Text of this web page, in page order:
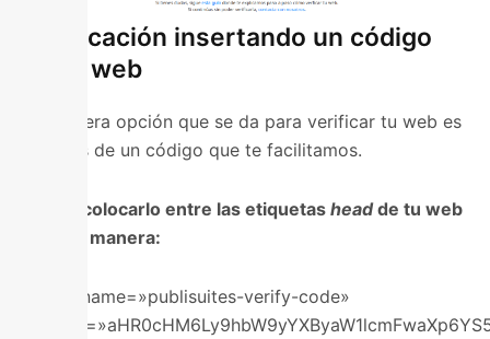
Verificación insertando un código
en tu web
La primera opción que se da para verificar tu web es
a través de un código que te facilitamos.
Debes colocarlo entre las etiquetas headde tu web
de esta manera:
<meta name=»publisuites-verify-code»